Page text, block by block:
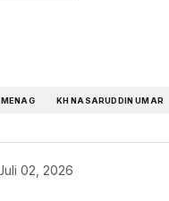
KH NASARUDDIN UMAR
02, 2026